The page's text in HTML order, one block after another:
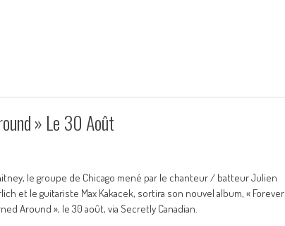
» Le 30 Août
le groupe de Chicago mené par le chanteur / batteur Julien
et le guitariste Max Kakacek, sortira son nouvel album, « Forever
Around », le 30 août, via Secretly Canadian.